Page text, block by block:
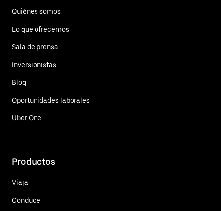
Quiénes somos
Lo que ofrecemos
Sala de prensa
Inversionistas
Blog
Oportunidades laborales
Uber One
Productos
Viaja
Conduce